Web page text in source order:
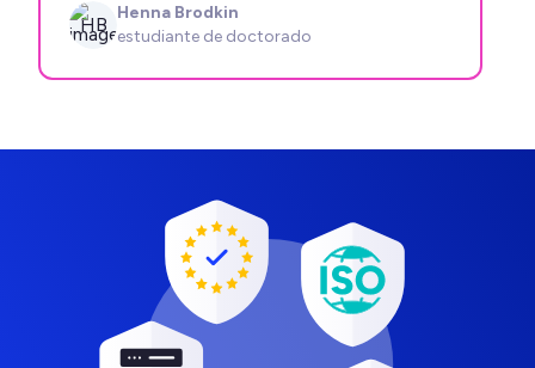
HB
Henna Brodkin
estudiante de doctorado